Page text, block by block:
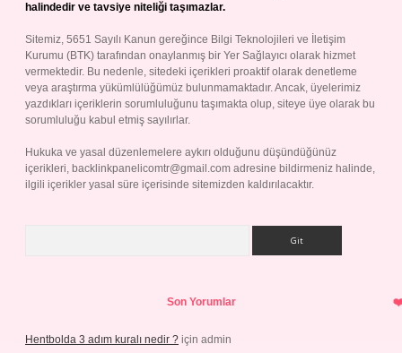
halindedir ve tavsiye niteliği taşımazlar.
Sitemiz, 5651 Sayılı Kanun gereğince Bilgi Teknolojileri ve İletişim
Kurumu (BTK) tarafından onaylanmış bir Yer Sağlayıcı olarak hizmet
vermektedir. Bu nedenle, sitedeki içerikleri proaktif olarak denetleme
veya araştırma yükümlülüğümüz bulunmamaktadır. Ancak, üyelerimiz
yazdıkları içeriklerin sorumluluğunu taşımakta olup, siteye üye olarak bu
sorumluluğu kabul etmiş sayılırlar.
Hukuka ve yasal düzenlemelere aykırı olduğunu düşündüğünüz
içerikleri, backlinkpanelicomtr@gmail.com adresine bildirmeniz halinde,
ilgili içerikler yasal süre içerisinde sitemizden kaldırılacaktır.
Son Yorumlar
Hentbolda 3 adım kuralı nedir ? için admin